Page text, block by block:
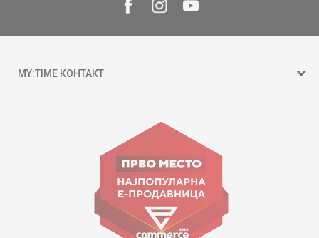
MY:TIME КОНТАКТ
ул. Гоце Николовски бр.74 Скопје
contact@mytime.mk
Работно време:
09:00 до 17:00